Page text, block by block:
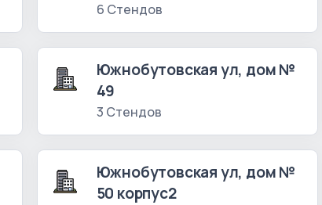
6 Стендов
Южнобутовская ул, дом №
49
3 Стендов
Южнобутовская ул, дом №
50 корпус2